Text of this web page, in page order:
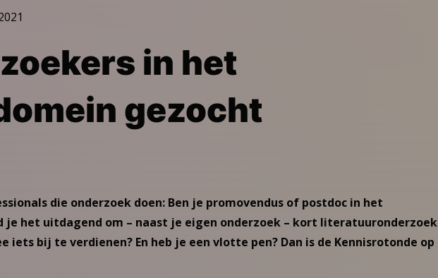
in het
gezocht
die onderzoek doen: Ben je promovendus of postdoc in het
je het uitdagend om – naast je eigen onderzoek – kort literatuuronderzoek
iets bij te verdienen? En heb je een vlotte pen? Dan is de Kennisrotonde op